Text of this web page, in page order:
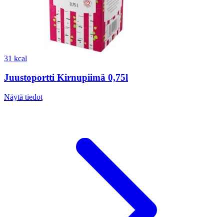
31 kcal
Juustoportti Kirnupiimä 0,75l
Näytä tiedot